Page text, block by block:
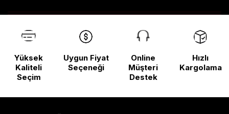
Yüksek
Kaliteli
Seçim
Uygun Fiyat
Seçeneği
Online
Müşteri
Destek
Hızlı
Kargolama